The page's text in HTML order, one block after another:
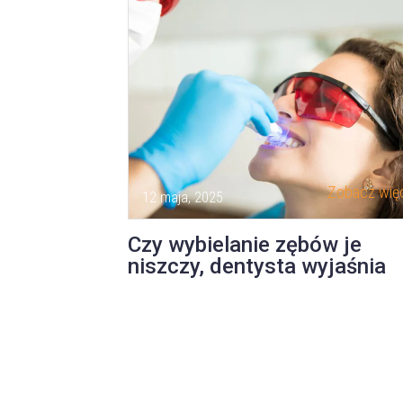
12 maja, 2025 Zobacz
Czy wybielanie zębów je
niszczy, dentysta wyjaśnia